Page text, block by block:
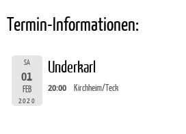
Termin-Informationen:
SA
01
FEB
2020
Underkarl
20:00 Kirchheim/Teck